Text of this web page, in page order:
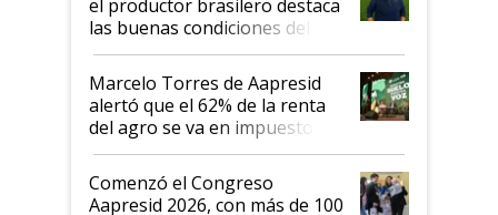
el productor brasilero destaca
las buenas condiciones del
agro argentino para invertir:
"Los veo más motivados"
Marcelo Torres de Aapresid
alertó que el 62% de la renta
del agro se va en impuestos:
"No es bueno que en
Argentina se sigan discutiendo
las mismas cosas de hace 50
Comenzó el Congreso
Aapresid 2026, con más de 100